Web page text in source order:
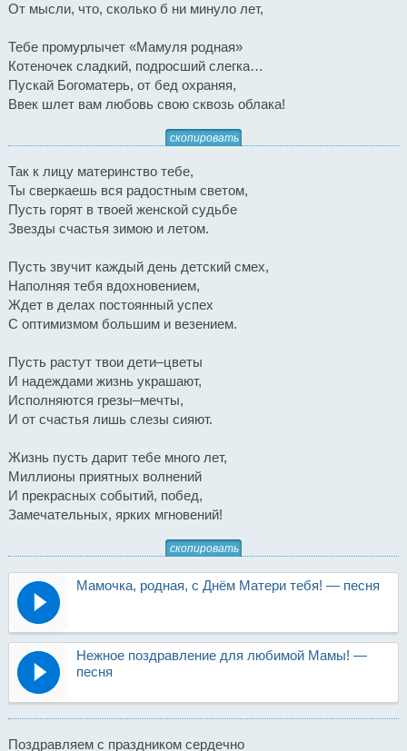
От мысли, что, сколько б ни минуло лет,
Тебе промурлычет «Мамуля родная»
Котеночек сладкий, подросший слегка…
Пускай Богоматерь, от бед охраняя,
Ввек шлет вам любовь свою сквозь облака!
скопировать
Так к лицу материнство тебе,
Ты сверкаешь вся радостным светом,
Пусть горят в твоей женской судьбе
Звезды счастья зимою и летом.
Пусть звучит каждый день детский смех,
Наполняя тебя вдохновением,
Ждет в делах постоянный успех
С оптимизмом большим и везением.
Пусть растут твои дети–цветы
И надеждами жизнь украшают,
Исполняются грезы–мечты,
И от счастья лишь слезы сияют.
Жизнь пусть дарит тебе много лет,
Миллионы приятных волнений
И прекрасных событий, побед,
Замечательных, ярких мгновений!
скопировать
Мамочка, родная, с Днём Матери тебя! — песня
Нежное поздравление для любимой Мамы! —
песня
Поздравляем с праздником сердечно